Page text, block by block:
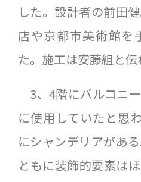
した。設計者の前田
店や京都市美術館を
た。施工は安藤組と伝
3、4階にバルコニ
に使用していたと思
にシャンデリアがあ
ともに装飾的要素は